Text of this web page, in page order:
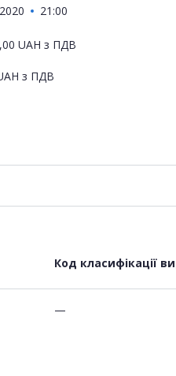
21:00
UAH з ПДВ
з ПДВ
Код класифікації
—